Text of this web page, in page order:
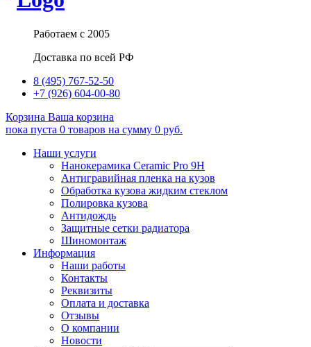
Работаем с 2005
Доставка по всей РФ
8 (495) 767-52-50
+7 (926) 604-00-80
Корзина Ваша корзина
пока пуста 0 товаров на сумму 0 руб.
Наши услуги
Нанокерамика Ceramic Pro 9H
Антигравийная пленка на кузов
Обработка кузова жидким стеклом
Полировка кузова
Антидождь
Защитные сетки радиатора
Шиномонтаж
Информация
Наши работы
Контакты
Реквизиты
Оплата и доставка
Отзывы
О компании
Новости